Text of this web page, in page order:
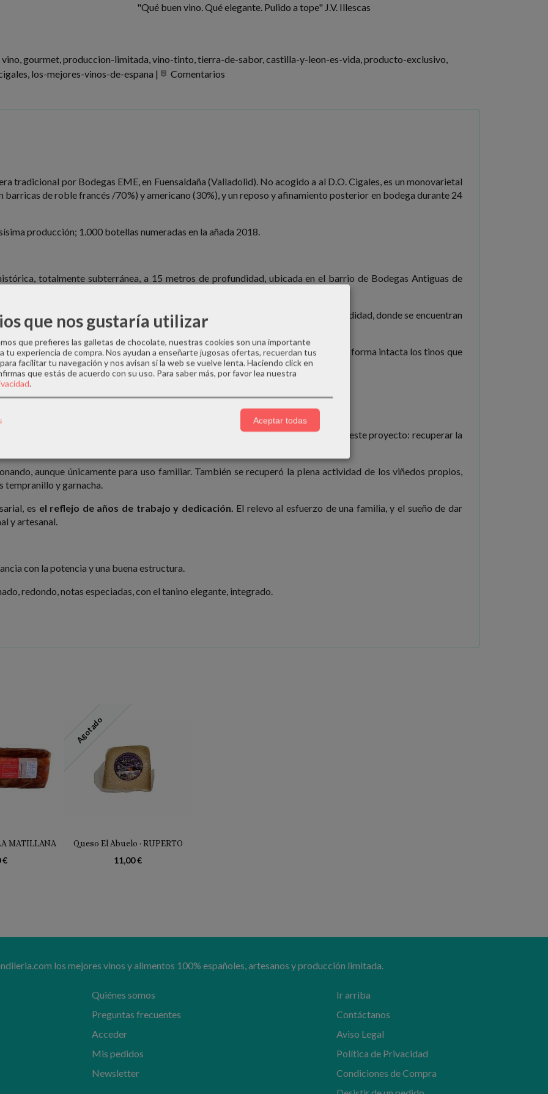
"Qué buen vino. Qué elegante. Pulido a tope" J.V. Illescas
vino gourmet produccion-limitada vino-tinto tierra-de-sabor castilla-y-leon-es-vida producto-exclusivo
los-mejores-vinos-de-espana | Comentarios
tradicional por Bodegas EME, en Fuensaldaña (Valladolid). No acogido a al D.O. Cigales, es un monovarietal
barricas de roble francés /70%) y americano (30%), y un reposo y afinamiento posterior en bodega durante 24
producción; 1.000 botellas numeradas en la añada 2018.
totalmente subterránea, a 15 metros de profundidad, ubicada en el barrio de Bodegas Antiguas de
ancestral cava subterránea, construida en la época de Carlos III, a 15m de profundidad, donde se encuentran
de los vinos.
madera y el palo que da funcionamiento la misma, también se han conservado de forma intacta los tinos que
manual, para seguir manteniendo la tradición artesanal.
y la exigente calidad, la producción es muy limitada y por tanto exclusiva.
conocido, clarete, que en 2020, y en medio de una pandemia, se lanzaron a este proyecto: recuperar la
aunque únicamente para uso familiar. También se recuperó la plena actividad de los viñedos propios,
tempranillo y garnacha.
es el reflejo de años de trabajo y dedicación. El relevo al esfuerzo de una familia, y el sueño de dar
y artesanal.
con la potencia y una buena estructura.
redondo, notas especiadas, con el tanino elegante, integrado.
MATILLANA
€
Agotado
Queso El Abuelo · RUPERTO
11,00 €
los mejores vinos y alimentos 100% españoles, artesanos y producción limitada.
Quiénes somos
Preguntas frecuentes
Acceder
Mis pedidos
Newsletter
Ir arriba
Contáctanos
Aviso Legal
Política de Privacidad
Condiciones de Compra
que nos gustaría utilizar
que prefieres las galletas de chocolate, nuestras cookies son una importante
tu experiencia de compra. Nos ayudan a enseñarte jugosas ofertas, recuerdan tus
facilitar tu navegación y nos avisan si la web se vuelve lenta. Haciendo click en
que estás de acuerdo con su uso. Para saber más, por favor lea nuestra
.
Aceptar todas